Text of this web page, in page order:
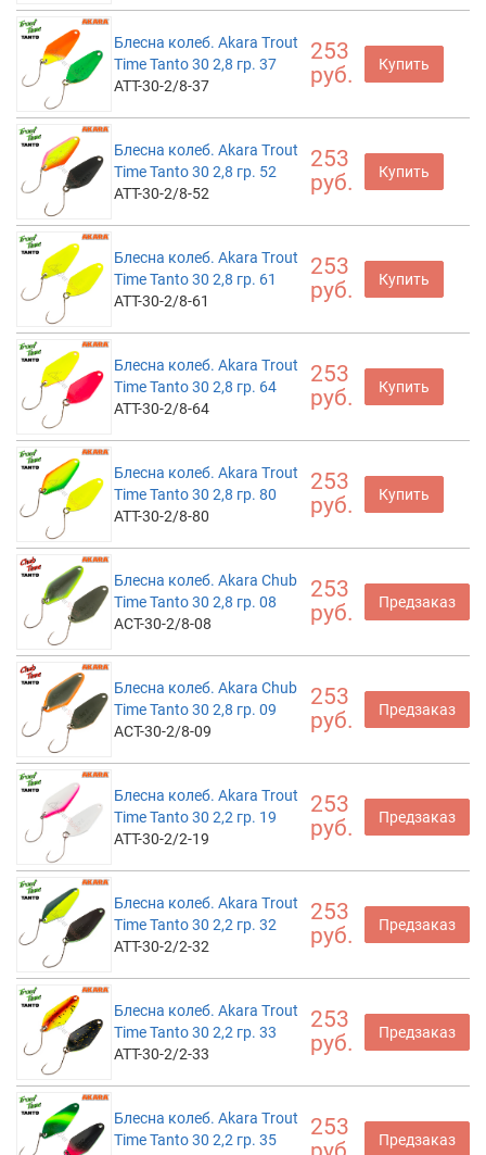
Блесна колеб. Akara Trout
Time Tanto 30 2,8 гр. 37
ATT-30-2/8-37
253
руб.
Купить
Блесна колеб. Akara Trout
Time Tanto 30 2,8 гр. 52
ATT-30-2/8-52
253
руб.
Купить
Блесна колеб. Akara Trout
Time Tanto 30 2,8 гр. 61
ATT-30-2/8-61
253
руб.
Купить
Блесна колеб. Akara Trout
Time Tanto 30 2,8 гр. 64
ATT-30-2/8-64
253
руб.
Купить
Блесна колеб. Akara Trout
Time Tanto 30 2,8 гр. 80
ATT-30-2/8-80
253
руб.
Купить
Блесна колеб. Akara Chub
Time Tanto 30 2,8 гр. 08
ACT-30-2/8-08
253
руб.
Предзаказ
Блесна колеб. Akara Chub
Time Tanto 30 2,8 гр. 09
ACT-30-2/8-09
253
руб.
Предзаказ
Блесна колеб. Akara Trout
Time Tanto 30 2,2 гр. 19
ATT-30-2/2-19
253
руб.
Предзаказ
Блесна колеб. Akara Trout
Time Tanto 30 2,2 гр. 32
ATT-30-2/2-32
253
руб.
Предзаказ
Блесна колеб. Akara Trout
Time Tanto 30 2,2 гр. 33
ATT-30-2/2-33
253
руб.
Предзаказ
Блесна колеб. Akara Trout
Time Tanto 30 2,2 гр. 35
253
Предзаказ